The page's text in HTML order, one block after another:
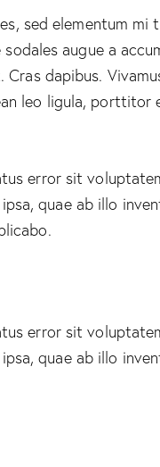
sed elementum
augue a
dapibus.
leo ligula, porttitor
error sit
quae ab illo
error sit
quae ab illo